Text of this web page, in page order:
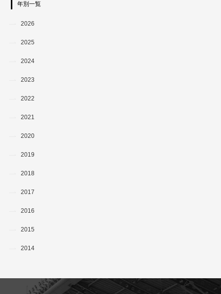
年別一覧
2026
2025
2024
2023
2022
2021
2020
2019
2018
2017
2016
2015
2014